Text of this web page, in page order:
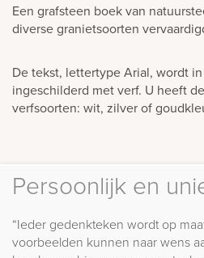
Een grafsteen boek van
diverse granietsoorten
De tekst, lettertype Arial, wordt
ingeschilderd met verf. U heeft
verfsoorten: wit, zilver of
Persoonlijk en
“Ieder gedenkteken wordt op
voorbeelden kunnen naar wens